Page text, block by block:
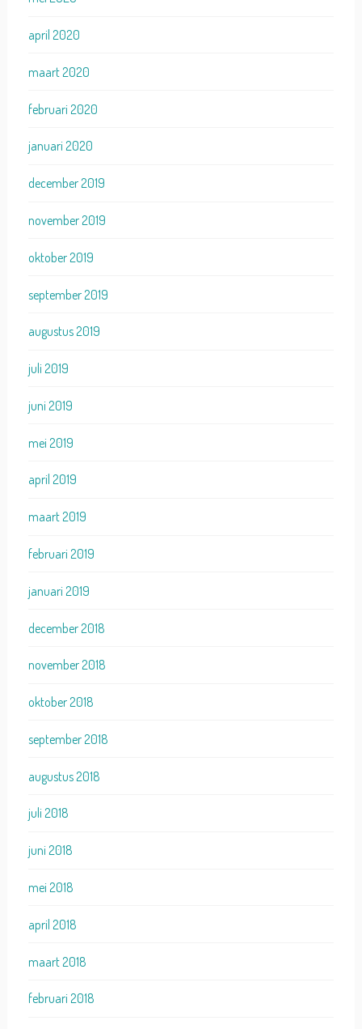
april 2020
maart 2020
februari 2020
januari 2020
december 2019
november 2019
oktober 2019
september 2019
augustus 2019
juli 2019
juni 2019
mei 2019
april 2019
maart 2019
februari 2019
januari 2019
december 2018
november 2018
oktober 2018
september 2018
augustus 2018
juli 2018
juni 2018
mei 2018
april 2018
maart 2018
februari 2018